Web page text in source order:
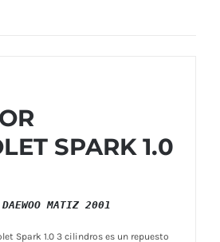
SPARK 1.0
MATIZ 2001
Spark 1.0 3 cilindros es un repuesto